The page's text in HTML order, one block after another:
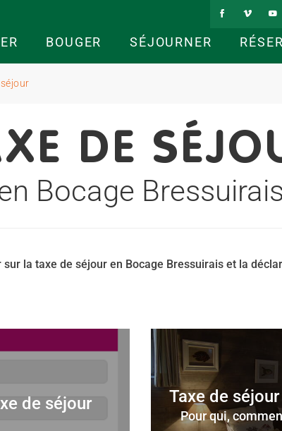
BOUGER SÉJOURNER
DE
Bocage Bressuirais
sur la taxe de séjour en Bocage Bressuirais et la
de séjour Taxe de
Pour qui,